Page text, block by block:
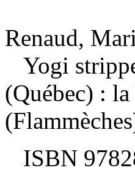
Renaud,
Yogi
(Québec) :
ISBN